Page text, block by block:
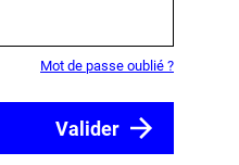
Mot de passe oublié ?